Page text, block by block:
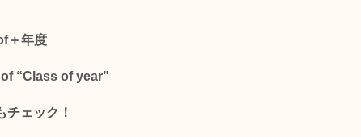
＋年度
“Class of year”
ェック！